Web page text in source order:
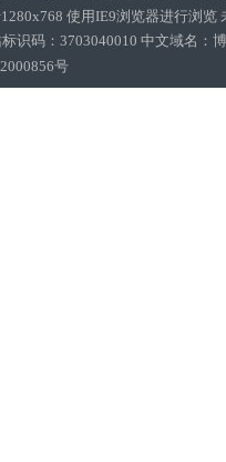
使用IE9浏览器进行浏览
识码：3703040010 中文域名：
号